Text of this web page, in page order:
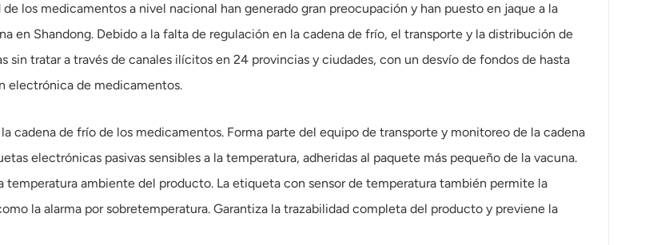
los medicamentos a nivel nacional han generado gran preocupación y han puesto en jaque a la
en Shandong. Debido a la falta de regulación en la cadena de frío, el transporte y la distribución de
tratar a través de canales ilícitos en 24 provincias y ciudades, con un desvío de fondos de hasta
electrónica de medicamentos.
cadena de frío de los medicamentos. Forma parte del equipo de transporte y monitoreo de la cadena
electrónicas pasivas sensibles a la temperatura, adheridas al paquete más pequeño de la vacuna.
ambiente del producto. La etiqueta con sensor de temperatura también permite la
la alarma por sobretemperatura. Garantiza la trazabilidad completa del producto y previene la